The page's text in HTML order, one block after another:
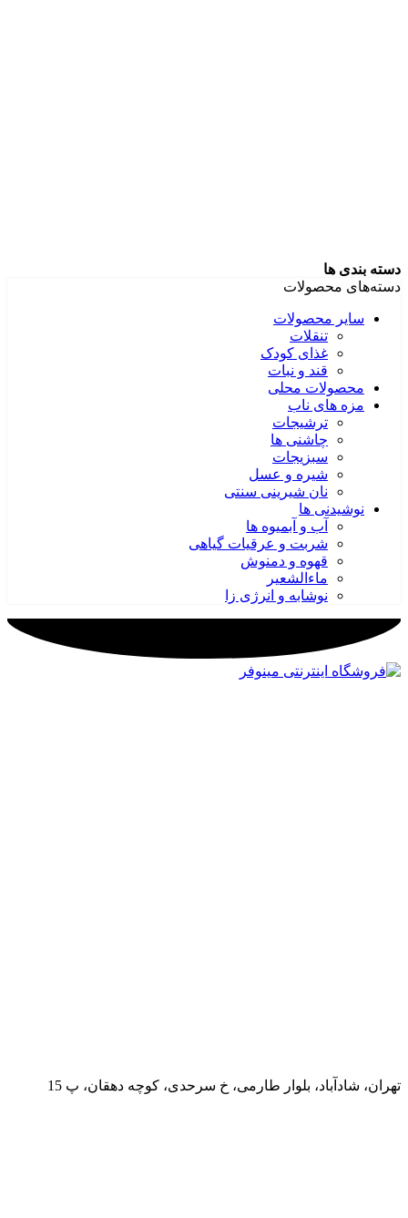
دسته بندی ها
دسته‌های محصولات
سایر محصولات
تنقلات
غذای کودک
قند و نبات
محصولات محلی
مزه های ناب
ترشیجات
چاشنی ها
سبزیجات
شیره و عسل
نان شیرینی سنتی
نوشیدنی ها
آب و آبمیوه ها
شربت و عرقیات گیاهی
قهوه و دمنوش
ماءالشعیر
نوشابه و انرژی زا
تهران، شادآباد، بلوار طارمی، خ سرحدی، کوچه دهقان، پ 15